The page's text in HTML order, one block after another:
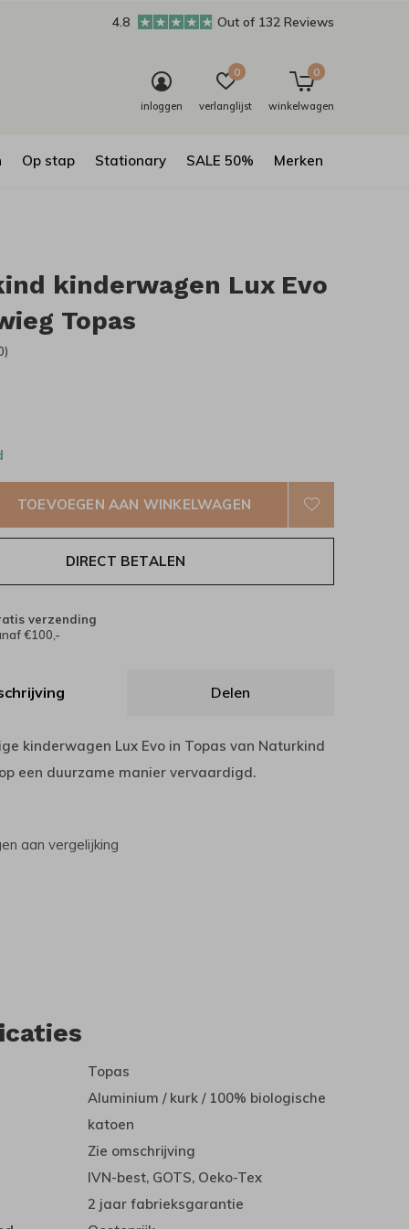
Op stap Stationary SALE 50% Merken
inloggen verlanglijst
0
winkelwagen
0
4.8 Out of 132 Reviews
kinderwagen Lux Evo
Topas
TOEVOEGEN AAN WINKELWAGEN
DIRECT BETALEN
verzending
€100,-
Delen
kinderwagen Lux Evo in Topas van Naturkind
een duurzame manier vervaardigd.
aan vergelijking
Topas
Aluminium / kurk / 100% biologische
katoen
Zie omschrijving
IVN-best, GOTS, Oeko-Tex
2 jaar fabrieksgarantie